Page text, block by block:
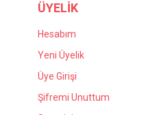
Gönder
ÜYELİK
Hesabım
Yeni Üyelik
Üye Girişi
Şifremi Unuttum